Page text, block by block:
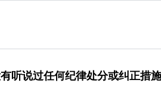
说过任何纪律处分或纠正措